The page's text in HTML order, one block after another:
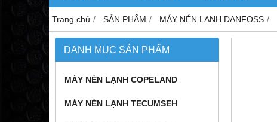
Trang chủ SẢN PHẨM MÁY NÉN LẠNH DANFOSS
DANH MỤC SẢN PHẨM
MÁY NÉN LẠNH COPELAND
MÁY NÉN LẠNH TECUMSEH